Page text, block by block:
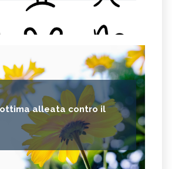
alleata contro il